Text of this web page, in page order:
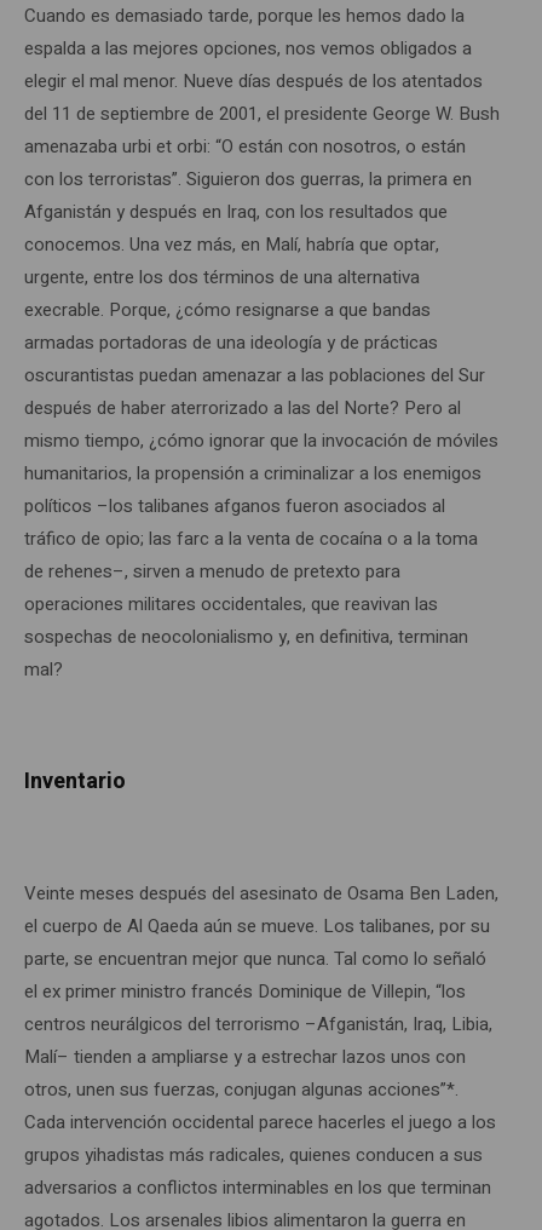
Cuando es demasiado tarde, porque les hemos dado la
espalda a las mejores opciones, nos vemos obligados a
elegir el mal menor. Nueve días después de los atentados
del 11 de septiembre de 2001, el presidente George W. Bush
amenazaba urbi et orbi: “O están con nosotros, o están
con los terroristas”. Siguieron dos guerras, la primera en
Afganistán y después en Iraq, con los resultados que
conocemos. Una vez más, en Malí, habría que optar,
urgente, entre los dos términos de una alternativa
execrable. Porque, ¿cómo resignarse a que bandas
armadas portadoras de una ideología y de prácticas
oscurantistas puedan amenazar a las poblaciones del Sur
después de haber aterrorizado a las del Norte? Pero al
mismo tiempo, ¿cómo ignorar que la invocación de móviles
humanitarios, la propensión a criminalizar a los enemigos
políticos –los talibanes afganos fueron asociados al
tráfico de opio; las farc a la venta de cocaína o a la toma
de rehenes–, sirven a menudo de pretexto para
operaciones militares occidentales, que reavivan las
sospechas de neocolonialismo y, en definitiva, terminan
mal?
Inventario
Veinte meses después del asesinato de Osama Ben Laden,
el cuerpo de Al Qaeda aún se mueve. Los talibanes, por su
parte, se encuentran mejor que nunca. Tal como lo señaló
el ex primer ministro francés Dominique de Villepin, “los
centros neurálgicos del terrorismo –Afganistán, Iraq, Libia,
Malí– tienden a ampliarse y a estrechar lazos unos con
otros, unen sus fuerzas, conjugan algunas acciones”*.
Cada intervención occidental parece hacerles el juego a los
grupos yihadistas más radicales, quienes conducen a sus
adversarios a conflictos interminables en los que terminan
agotados. Los arsenales libios alimentaron la guerra en